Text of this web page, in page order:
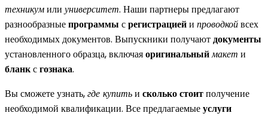
техникумили университет. Наши партнеры предлагают
разнообразныепрограммы срегистрациейи проводкойвсех
необходимых документов. Выпускники получаютдокументы
установленного образца, включаяоригинальныймакет и
бланксгознака.
Вы сможете узнать,где купитьи сколько стоитполучение
необходимой квалификации. Все предлагаемыеуслуги